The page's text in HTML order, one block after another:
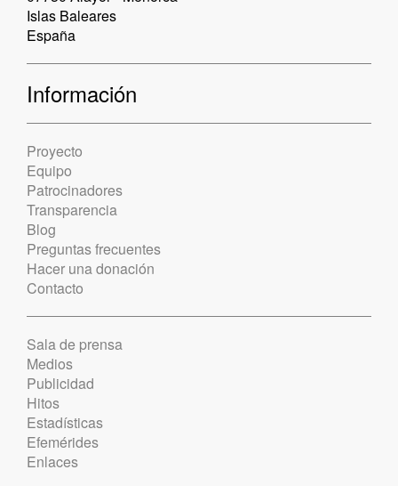
Islas Baleares
España
Información
Proyecto
Equipo
Patrocinadores
Transparencia
Blog
Preguntas frecuentes
Hacer una donación
Contacto
Sala de prensa
Medios
Publicidad
Hitos
Estadísticas
Efemérides
Enlaces